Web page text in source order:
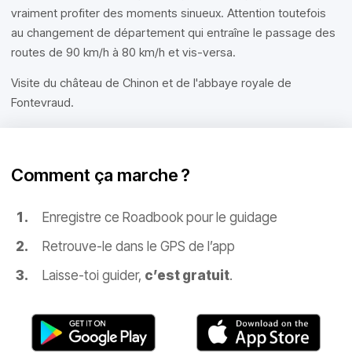
vraiment profiter des moments sinueux. Attention toutefois
au changement de département qui entraîne le passage des
routes de 90 km/h à 80 km/h et vis-versa.
Visite du château de Chinon et de l'abbaye royale de
Fontevraud.
Comment ça marche ?
Enregistre ce Roadbook pour le guidage
Retrouve-le dans le GPS de l’app
Laisse-toi guider, c’est gratuit.